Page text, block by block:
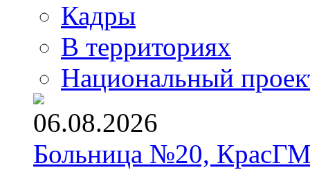
Кадры
В территориях
Национальный
06.08.2026
Больница №20,